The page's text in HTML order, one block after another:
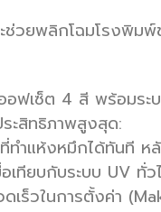
ะช่วยพลิกโฉมโรง
ฟเซ็ต 4 สี พร้อมระ
ะสิทธิภาพสูงสุด:
ทำแห้งหมึกได้ทันที
ทียบกับระบบ UV ทั่ว
ร็วในการตั้งค่า